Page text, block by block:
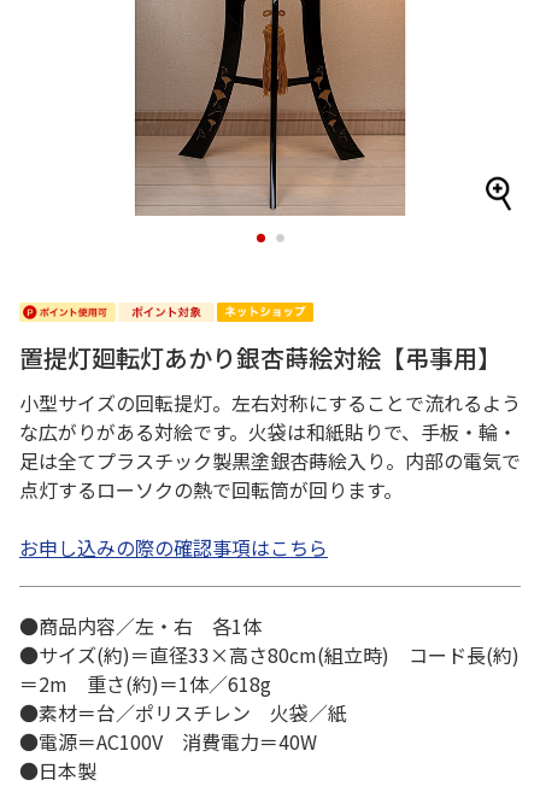
1 2
置提灯廻転灯あかり銀杏蒔絵対絵【弔事用】
小型サイズの回転提灯。左右対称にすることで流れるよう
な広がりがある対絵です。火袋は和紙貼りで、手板・輪・
足は全てプラスチック製黒塗銀杏蒔絵入り。内部の電気で
点灯するローソクの熱で回転筒が回ります。
お申し込みの際の確認事項はこちら
●商品内容／左・右 各1体
●サイズ(約)＝直径33×高さ80cm(組立時) コード長(約)
＝2m 重さ(約)＝1体／618g
●素材＝台／ポリスチレン 火袋／紙
●電源＝AC100V 消費電力＝40W
●日本製